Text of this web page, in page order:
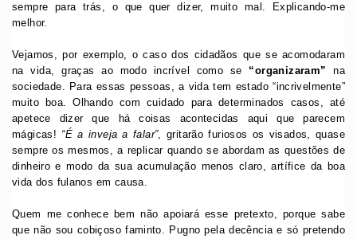
sempre para trás, o que quer dizer, muito mal. Explicando-me
melhor.
Vejamos, por exemplo, o caso dos cidadãos que se acomodaram
na vida, graças ao modo incrível como se “organizaram”na
sociedade. Para essas pessoas, a vida tem estado “incrivelmente”
muito boa. Olhando com cuidado para determinados casos, até
apetece dizer que há coisas acontecidas aqui que parecem
mágicas! “É a inveja a falar”, gritarão furiosos os visados, quase
sempre os mesmos, a replicar quando se abordam as questões de
dinheiro e modo da sua acumulação menos claro, artífice da boa
vida dos fulanos em causa.
Quem me conhece bem não apoiará esse pretexto, porque sabe
que não sou cobiçoso faminto. Pugno pela decência e só pretendo